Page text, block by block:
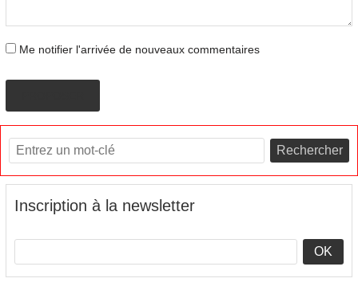
Me notifier l'arrivée de nouveaux commentaires
Rechercher
Inscription à la newsletter
OK